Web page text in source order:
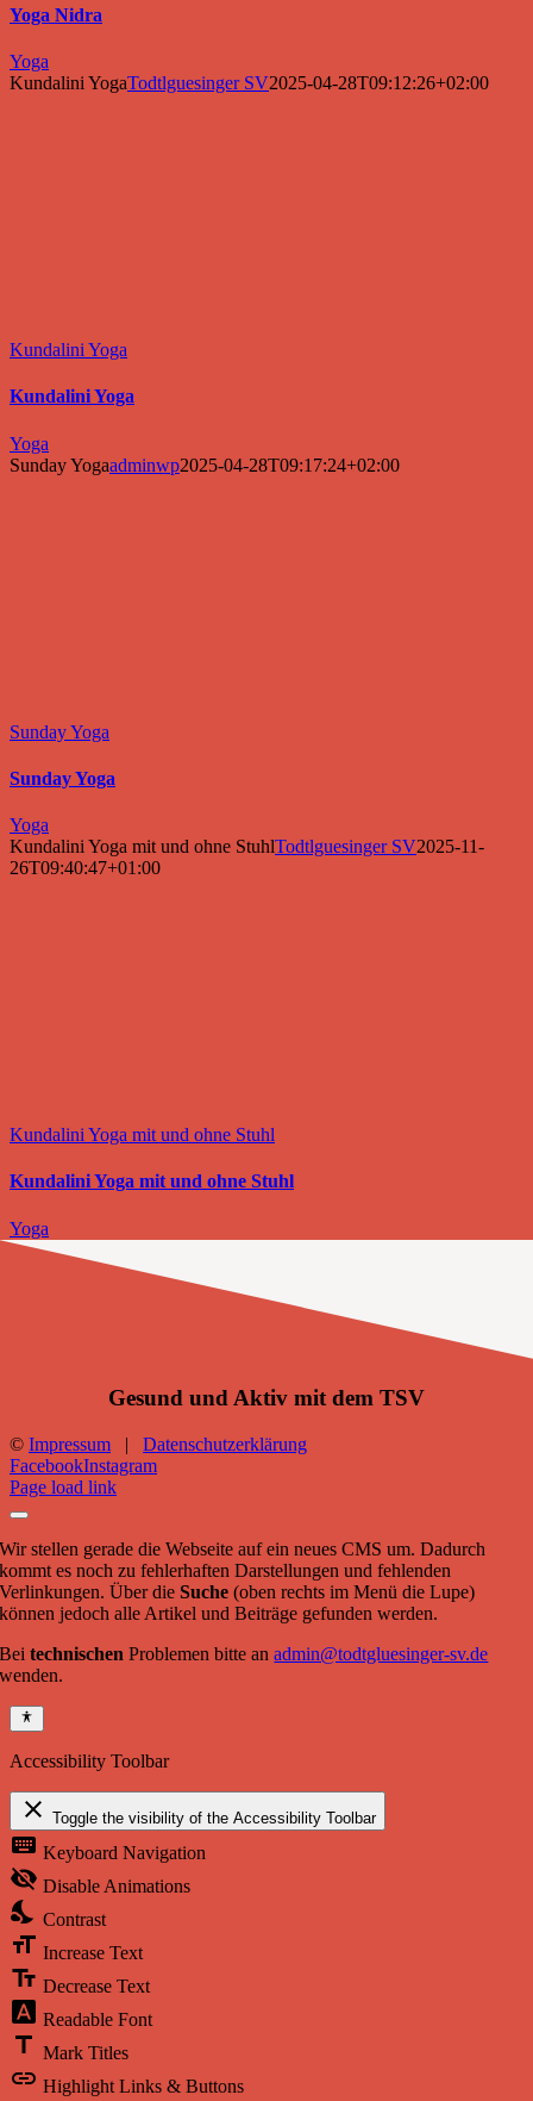
Yoga Nidra
Yoga
Kundalini YogaTodtlguesinger SV2025-04-28T09:12:26+02:00
Kundalini Yoga
Kundalini Yoga
Yoga
Sunday Yogaadminwp2025-04-28T09:17:24+02:00
Sunday Yoga
Sunday Yoga
Yoga
Kundalini Yoga mit und ohne StuhlTodtlguesinger SV2025-11-
26T09:40:47+01:00
Kundalini Yoga mit und ohne Stuhl
Kundalini Yoga mit und ohne Stuhl
Yoga
Gesund und Aktiv mit dem TSV
© Impressum | Datenschutzerklärung
FacebookInstagram
Page load link
Wir stellen gerade die Webseite auf ein neues CMS um. Dadurch
kommt es noch zu fehlerhaften Darstellungen und fehlenden
Verlinkungen. Über dieSuche (oben rechts im Menü die Lupe)
können jedoch alle Artikel und Beiträge gefunden werden.
Beitechnischen Problemen bitte anadmin@todtgluesinger-sv.de
wenden.
Accessibility Toolbar
close Toggle the visibility of the Accessibility Toolbar
keyboard Keyboard Navigation
visibility_off Disable Animations
nights_stay Contrast
format_size Increase Text
text_fields Decrease Text
font_download Readable Font
title Mark Titles
link Highlight Links & Buttons